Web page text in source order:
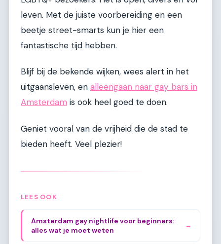
leven. Met de juiste voorbereiding en een
beetje street-smarts kun je hier een
fantastische tijd hebben.
Blijf bij de bekende wijken, wees alert in het
uitgaansleven, en alleengaan naar gay bars in
Amsterdam is ook heel goed te doen.
Geniet vooral van de vrijheid die de stad te
bieden heeft. Veel plezier!
LEES OOK
Amsterdam gay nightlife voor beginners:
alles wat je moet weten
→